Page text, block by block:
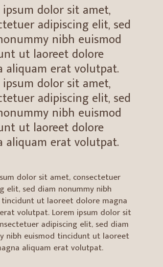
ipsum dolor sit amet,
adipiscing elit, sed
nibh euismod
ut laoreet dolore
aliquam erat volutpat.
ipsum dolor sit amet,
adipiscing elit, sed
nibh euismod
ut laoreet dolore
aliquam erat volutpat.
dolor sit amet, consectetuer
elit, sed diam nonummy nibh
tincidunt ut laoreet dolore magna
volutpat. Lorem ipsum dolor sit
adipiscing elit, sed diam
nibh euismod tincidunt ut laoreet
aliquam erat volutpat.